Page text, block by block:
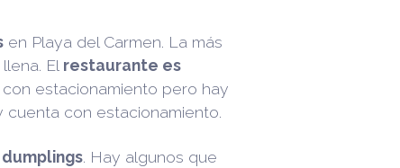
en Playa del Carmen. La más
El restaurante es
con estacionamiento pero hay
cuenta con estacionamiento.
. Hay algunos que